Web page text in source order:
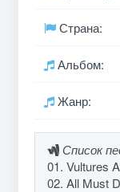
Страна:
Альбом:
Жанр:
Список
01. Vultures
02. All Must